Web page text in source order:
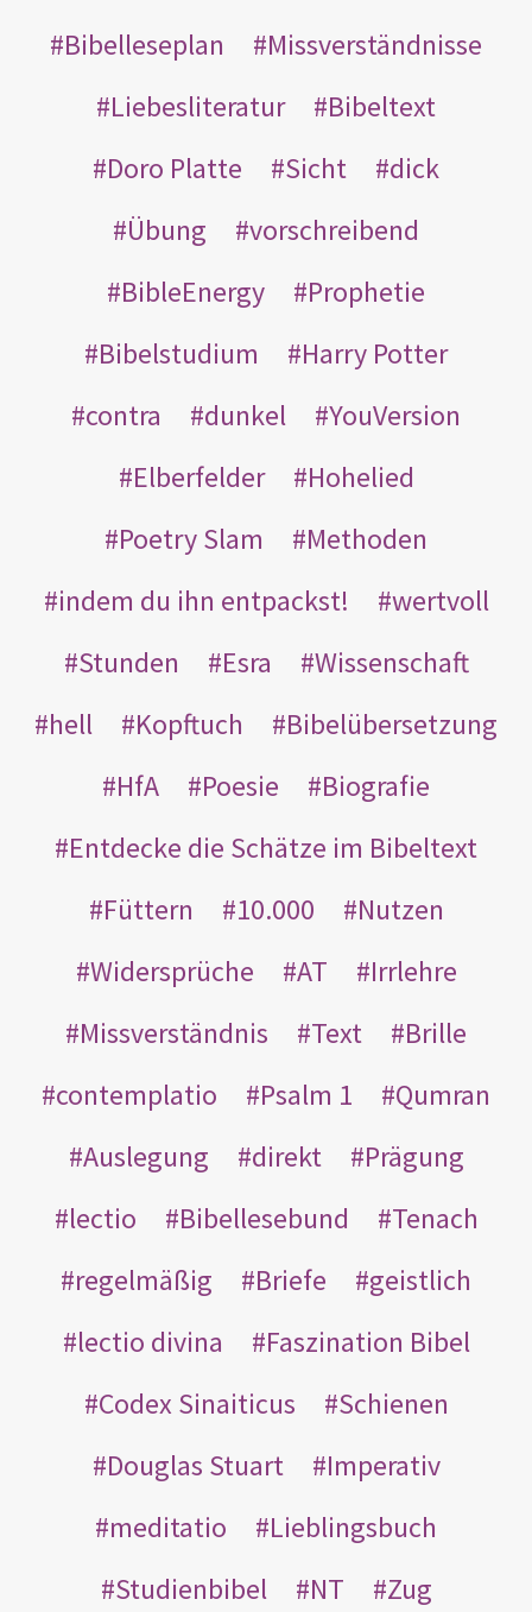
Bibelleseplan
Missverständnisse
Liebesliteratur
Bibeltext
Doro Platte
Sicht
dick
Übung
vorschreibend
BibleEnergy
Prophetie
Bibelstudium
Harry Potter
contra
dunkel
YouVersion
Elberfelder
Hohelied
Poetry Slam
Methoden
indem du ihn entpackst!
wertvoll
Stunden
Esra
Wissenschaft
hell
Kopftuch
Bibelübersetzung
HfA
Poesie
Biografie
Entdecke die Schätze im Bibeltext
Füttern
10.000
Nutzen
Widersprüche
AT
Irrlehre
Missverständnis
Text
Brille
contemplatio
Psalm 1
Qumran
Auslegung
direkt
Prägung
lectio
Bibellesebund
Tenach
regelmäßig
Briefe
geistlich
lectio divina
Faszination Bibel
Codex Sinaiticus
Schienen
Douglas Stuart
Imperativ
meditatio
Lieblingsbuch
Studienbibel
NT
Zug